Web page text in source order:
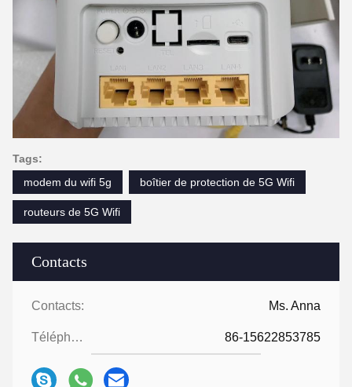
Contacts
Contacts: Ms. Anna
Téléphone: 86-15622853785
Tags:
modem du wifi 5g
boîtier de protection de 5G Wifi
routeurs de 5G Wifi